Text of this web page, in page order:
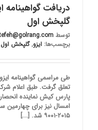
گلپخش اول
توسط
برچسب‌ها: ایزو,گلپخش اول
تعلق گرفت. طبق اعلام
امسال نیز برای چهارمین
۲۰۱۵-۹۰۰۱ شد. [...]